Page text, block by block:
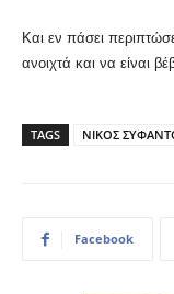
Και εν πάσει
ανοιχτά και να είναι
TAGS ΝΙΚΟΣ
Facebook